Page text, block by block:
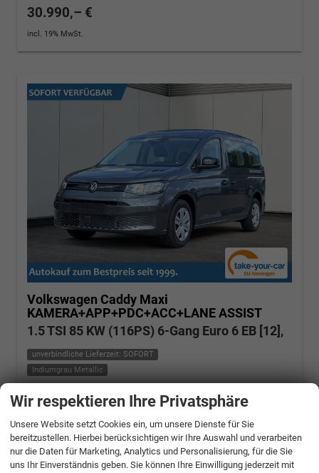
30.990,– €
incl. 19% MwSt.
Volkswagen Caddy Maxi
KAMERA+APP+PDC+ACC+LANE ASSIST
1.5 TSI 85 KW (116PS) 6-Gang Euro 6 EB [12],
unverbindliche Lieferzeit: SOFORT
Indiumgrau Metallic
Fahrzeugnr.: 503672
Benzin
Neuwagen mit Tageszulassung
CO2 -Klasse:
E
CO
-Emissionen: 152,00 g/km
» Angebotdetails
Wir respektieren Ihre Privatsphäre
Unsere Website setzt Cookies ein, um unsere Dienste für Sie
bereitzustellen. Hierbei berücksichtigen wir Ihre Auswahl und verarbeiten
nur die Daten für Marketing, Analytics und Personalisierung, für die Sie
uns Ihr Einverständnis geben. Sie können Ihre Einwilligung jederzeit mit